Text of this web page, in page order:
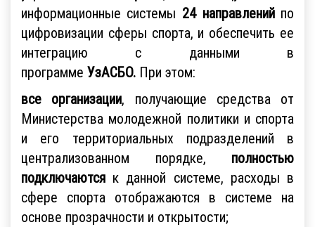
информационные системы 24 направленийпо
цифровизации сферы спорта, и обеспечить ее
интеграцию с данными в
программе УзАСБО. При этом:
все организации, получающие средства от
Министерства молодежной политики и спорта
и его территориальных подразделений в
централизованном порядке, полностью
подключаются к данной системе, расходы в
сфере спорта отображаются в системе на
основе прозрачности и открытости;